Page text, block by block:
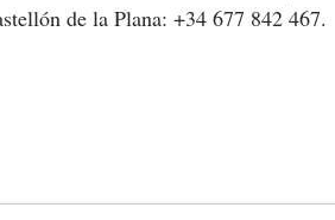
de la Plana: +34 677 842 467.